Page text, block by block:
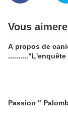
Vous
A propos de
.........."L'enquête